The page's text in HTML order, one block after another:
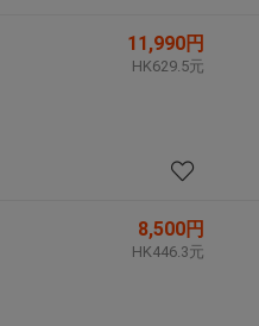
11,990円
HK629.5元
8,500円
HK446.3元